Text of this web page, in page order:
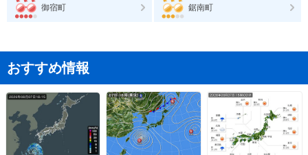
御宿町 鋸南町
おすすめ情報